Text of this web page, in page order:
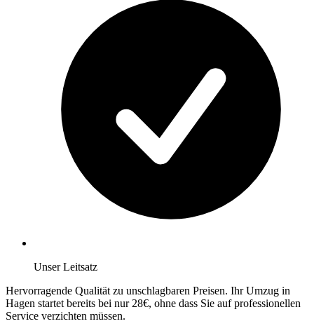
Unser Leitsatz
Hervorragende Qualität zu unschlagbaren Preisen. Ihr Umzug in
Hagen startet bereits bei nur 28€, ohne dass Sie auf professionellen
Service verzichten müssen.